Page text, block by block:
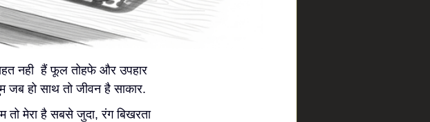
नही हैं फूल तोहफे और उपहार
जब हो साथ तो जीवन है साकार.
तो मेरा है सबसे जुदा, रंग बिखरता